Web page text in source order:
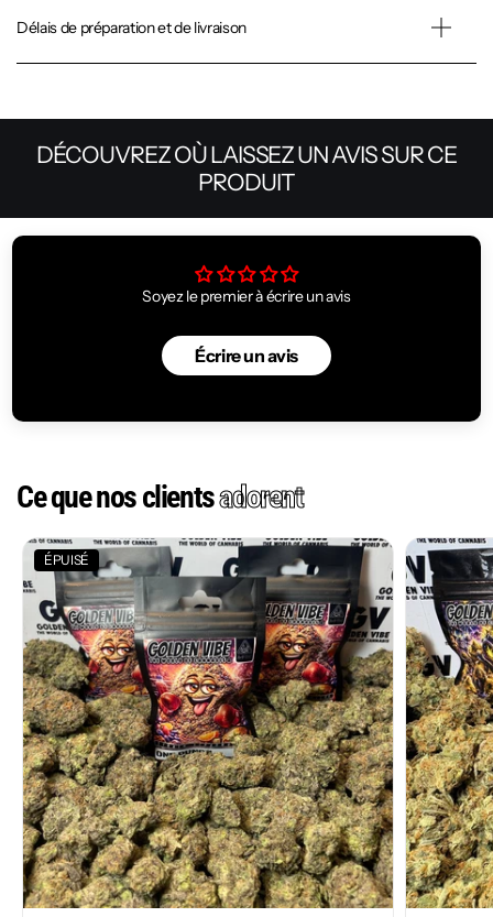
Délais de préparation et de livraison
DÉCOUVREZ OÙ LAISSEZ UN AVIS SUR CE
PRODUIT
Soyez le premier à écrire un avis
Écrire un avis
Ce que nos clientsadorent
ÉPUISÉ